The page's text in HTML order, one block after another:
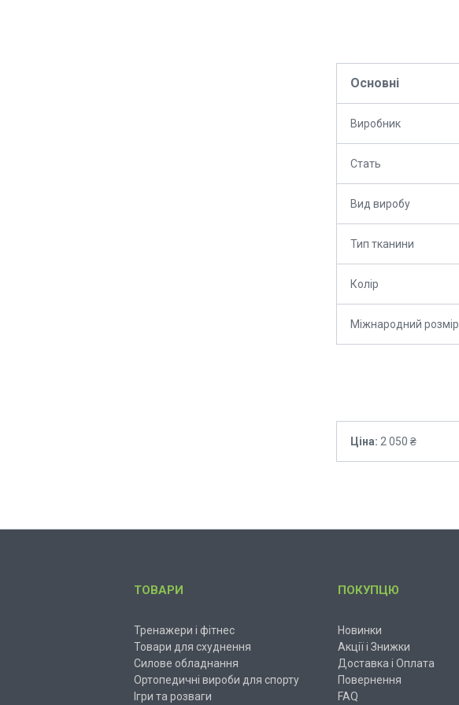
Основні
Виробник
Стать
Вид виробу
Тип тканини
Колір
Міжнародний розмір
Ціна: 2 050 ₴
ТОВАРИ
Тренажери і фітнес
Товари для схуднення
Силове обладнання
Ортопедичні вироби для спорту
Ігри та розваги
ПОКУПЦЮ
Новинки
Акції і Знижки
Доставка і Оплата
Повернення
FAQ